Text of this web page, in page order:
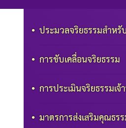
ประมวลจริยธรรมสำหรั
การขับเคลื่อนจริยธรรม
การประเมินจริยธรรมเ
มาตรการส่งเสริมคุณธร